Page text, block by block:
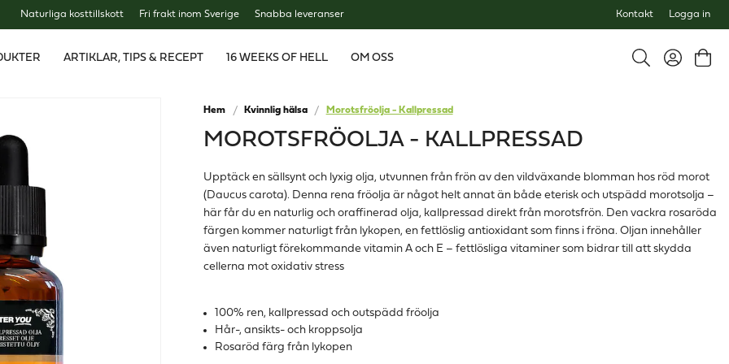
Naturliga kosttillskott Fri frakt inom Sverige Snabba leveranser Kontakt Logga in
ARTIKLAR, TIPS & RECEPT 16 WEEKS OF HELL OM OSS
Hem Kvinnlig hälsa Morotsfröolja - Kallpressad
MOROTSFRÖOLJA - KALLPRESSAD
Upptäck en sällsynt och lyxig olja, utvunnen från frön av den vildväxande blomman hos röd morot
(Daucus carota). Denna rena fröolja är något helt annat än både eterisk och utspädd morotsolja –
här får du en naturlig och oraffinerad olja, kallpressad direkt från morotsfrön. Den vackra rosaröda
färgen kommer naturligt från lykopen, en fettlöslig antioxidant som finns i fröna. Oljan innehåller
även naturligt förekommande vitamin A och E – fettlösliga vitaminer som bidrar till att skydda
cellerna mot oxidativ stress
100% ren, kallpressad och outspädd fröolja
Hår-, ansikts- och kroppsolja
Rosaröd färg från lykopen